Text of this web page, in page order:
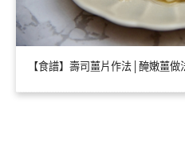
【食譜】壽司薑片作法│醃嫩薑